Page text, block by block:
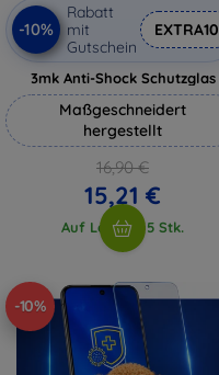
-10%
Rabatt
mit
Gutschein
EXTRA10
3mk Anti-Shock Schutzglas
Maßgeschneidert
hergestellt
16,90 €
15,21 €
Auf Lager > 5 Stk.
-10%